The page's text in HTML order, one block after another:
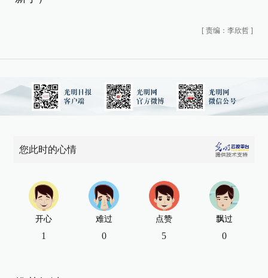
[ 责编：李欣哲 ]
您此时的心情
开心
1
难过
0
点赞
5
飘过
0